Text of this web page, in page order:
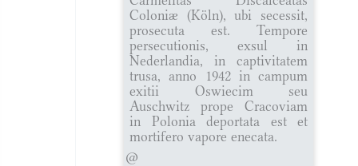
Coloniæ (Köln), ubi secessit,
prosecuta est. Tempore
persecutionis, exsul in
Nederlandia, in captivitatem
trusa, anno 1942 in campum
exitii Oswiecim seu
Auschwitz prope Cracoviam
in Polonia deportata est et
mortifero vapore enecata.
@